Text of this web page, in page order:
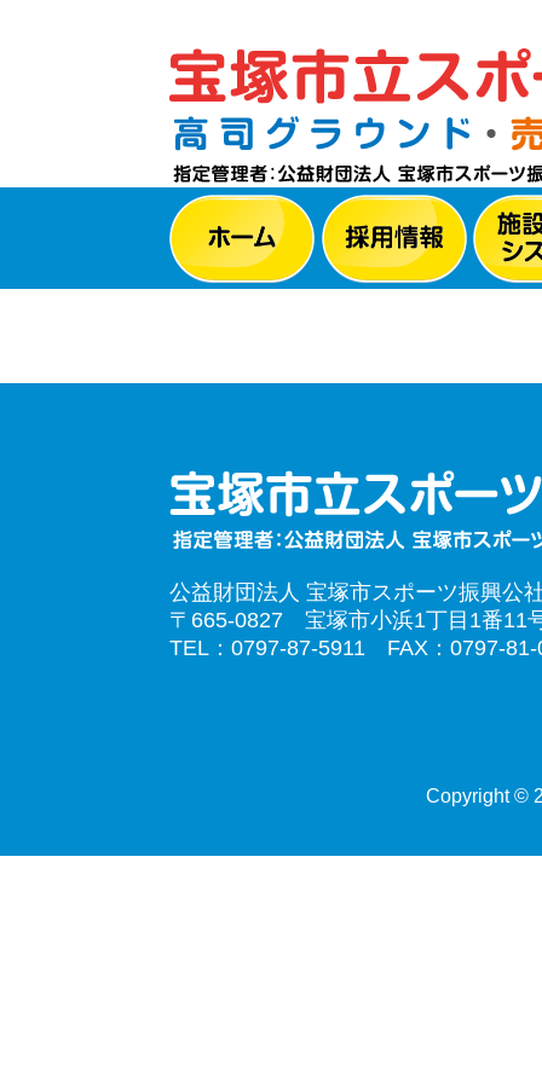
公益財団法人 宝塚市スポーツ振興公
〒665-0827 宝塚市小浜1丁目1番11
TEL：0797-87-5911 FAX：0797-81-
Copyright ©